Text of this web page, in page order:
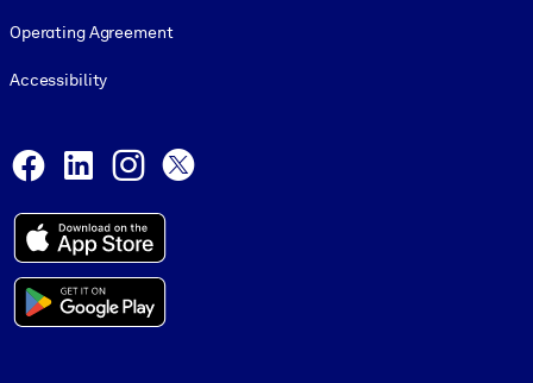
Operating Agreement
Accessibility
Facebook
LinkedInInstagram